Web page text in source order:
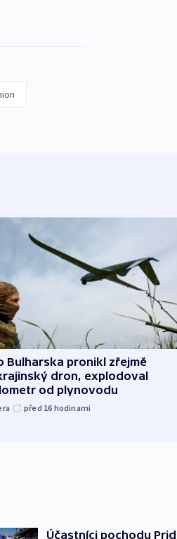
Bulharska pronikl zřejmě
dron, explodoval
od plynovodu
před 16 hodinami
Účastníci pochodu